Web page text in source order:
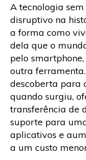
A tecnologia
disruptivo na
a forma como
dela que o
pelo
outra
descoberta para
quando surgiu,
transferência de
suporte para
aplicativos e
a um custo